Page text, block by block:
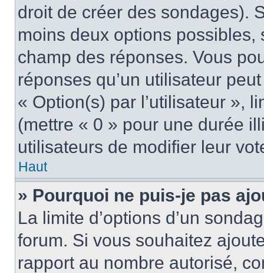
droit de créer des sondages).
moins deux options
champ des réponses. Vous
réponses qu’un utilisateur
« Option(s) par l’utilisateur »,
(mettre « 0 » pour une durée
utilisateurs de modifier leur
Haut
» Pourquoi ne puis-je pas
La limite d’options d’un
forum. Si vous souhaitez
rapport au nombre autorisé,